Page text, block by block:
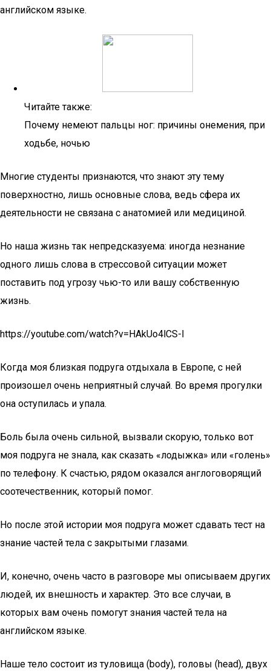
английском языке.
Читайте также:
Почему немеют пальцы ног: причины онемения, при
ходьбе, ночью
Многие студенты признаются, что знают эту тему
поверхностно, лишь основные слова, ведь сфера их
деятельности не связана с анатомией или медициной.
Но наша жизнь так непредсказуема: иногда незнание
одного лишь слова в стрессовой ситуации может
поставить под угрозу чью-то или вашу собственную
жизнь.
https://youtube.com/watch?v=HAkUo4lCS-I
Когда моя близкая подруга отдыхала в Европе, с ней
произошел очень неприятный случай. Во время прогулки
она оступилась и упала.
Боль была очень сильной, вызвали скорую, только вот
моя подруга не знала, как сказать «лодыжка» или «голень»
по телефону. К счастью, рядом оказался англоговорящий
соотечественник, который помог.
Но после этой истории моя подруга может сдавать тест на
знание частей тела с закрытыми глазами.
И, конечно, очень часто в разговоре мы описываем других
людей, их внешность и характер. Это все случаи, в
которых вам очень помогут знания частей тела на
английском языке.
Наше тело состоит из туловища (body), головы (head), двух